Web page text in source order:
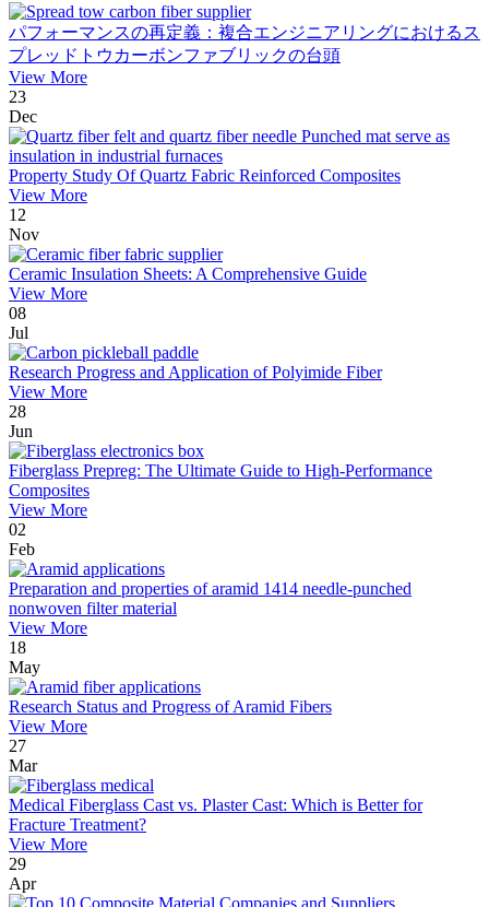
パフォーマンスの再定義：複合エンジニアリングにおけるス
プレッドトウカーボンファブリックの台頭
View More
23
Dec
Property Study Of Quartz Fabric Reinforced Composites
View More
12
Nov
Ceramic Insulation Sheets: A Comprehensive Guide
View More
08
Jul
Research Progress and Application of Polyimide Fiber
View More
28
Jun
Fiberglass Prepreg: The Ultimate Guide to High-Performance
Composites
View More
02
Feb
Preparation and properties of aramid 1414 needle-punched
nonwoven filter material
View More
18
May
Research Status and Progress of Aramid Fibers
View More
27
Mar
Medical Fiberglass Cast vs. Plaster Cast: Which is Better for
Fracture Treatment?
View More
29
Apr